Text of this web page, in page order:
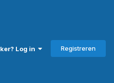
Log in Registreren